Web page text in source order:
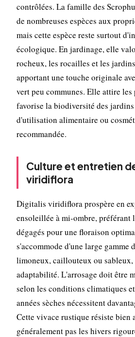
contrôlées. La famille des
de nombreuses espèces aux
mais cette espèce reste surtout
écologique. En jardinage, elle
rocheux, les rocailles et les
apportant une touche originale
vert peu communes. Elle attire
favorise la biodiversité des
d'utilisation alimentaire ou
recommandée.
Culture et entretien
viridiflora
Digitalis viridiflora prospère en
ensoleillée à mi-ombre, préférant
dégagés pour une floraison
s'accommode d'une large gamme
limoneux, caillouteux ou sableux,
adaptabilité. L'arrosage doit être
selon les conditions climatiques
années sèches nécessitent
Cette vivace rustique résiste bien
généralement pas les hivers